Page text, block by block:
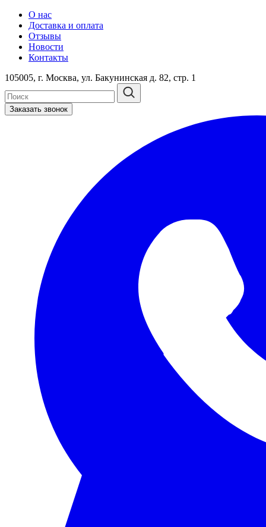
О нас
Доставка и оплата
Отзывы
Новости
Контакты
105005, г. Москва, ул. Бакунинская д. 82, стр. 1
Заказать звонок